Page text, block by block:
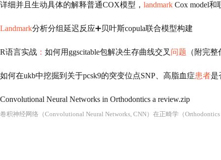
详细并且生动具体的解释普通COX模型， landmark Cox model
Landmark分析分组延迟反应➕贝叶斯copula联合模型构建
R语言实战 ： 如何用ggscitable包解决生存曲线交叉 问题 （附完
如何在ukb中挖掘到关于pcsk9的突变位点SNP、高脂血症患者是
Convolutional Neural Networks in Orthodontics a review.zip